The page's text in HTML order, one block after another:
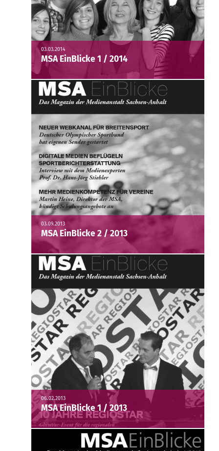
03.03.2014
MSA EinBlicke 1 / 2014
03.09.2013
MSA EinBlicke 2 / 2013
06.02.2013
MSA EinBlicke 1 / 2013